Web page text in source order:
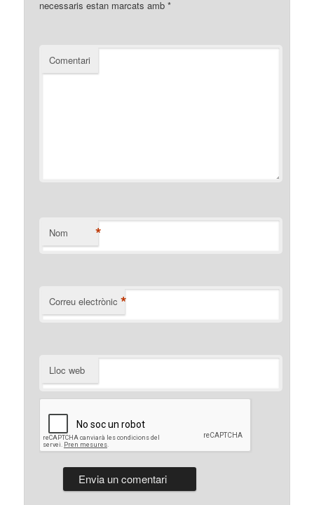
necessaris estan marcats amb*
Comentari
Nom *
Correu electrònic *
Lloc web